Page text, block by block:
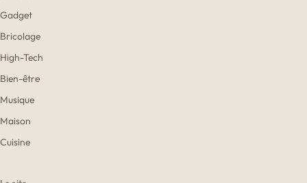
Gadget
Bricolage
High-Tech
Bien-être
Musique
Maison
Cuisine